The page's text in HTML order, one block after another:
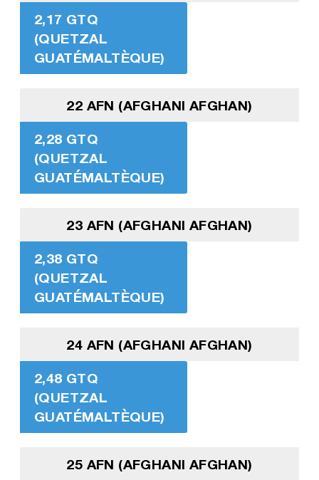
2,17 GTQ
(QUETZAL
GUATÉMALTÈQUE)
22 AFN (AFGHANI AFGHAN)
2,28 GTQ
(QUETZAL
GUATÉMALTÈQUE)
23 AFN (AFGHANI AFGHAN)
2,38 GTQ
(QUETZAL
GUATÉMALTÈQUE)
24 AFN (AFGHANI AFGHAN)
2,48 GTQ
(QUETZAL
GUATÉMALTÈQUE)
25 AFN (AFGHANI AFGHAN)